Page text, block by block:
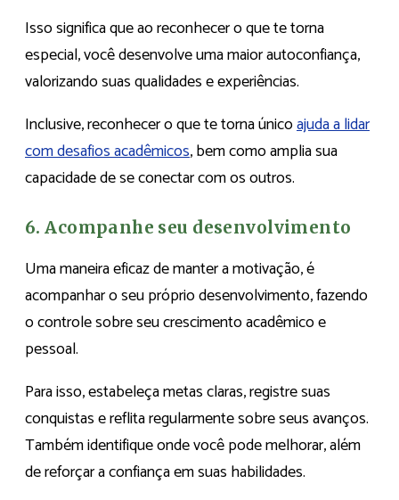
Isso significa que ao reconhecer o que te torna
especial, você desenvolve uma maior autoconfiança,
valorizando suas qualidades e experiências.
Inclusive, reconhecer o que te torna únicoajuda a lidar
com desafios acadêmicos, bem como amplia sua
capacidade de se conectar com os outros.
6. Acompanhe seu desenvolvimento
Uma maneira eficaz de manter a motivação, é
acompanhar o seu próprio desenvolvimento, fazendo
o controle sobre seu crescimento acadêmico e
pessoal.
Para isso, estabeleça metas claras, registre suas
conquistas e reflita regularmente sobre seus avanços.
Também identifique onde você pode melhorar, além
de reforçar a confiança em suas habilidades.